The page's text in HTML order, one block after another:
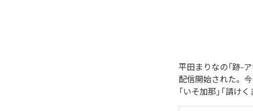
平田まりなの「跡-
配信開始された。今
「いそ加那」「請け